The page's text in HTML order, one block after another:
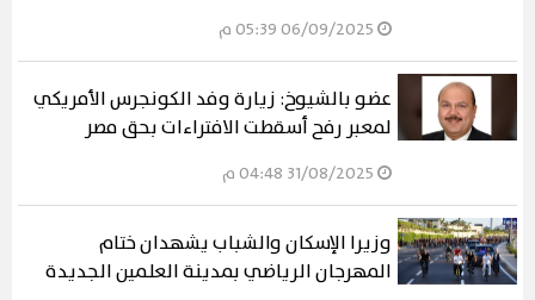
عضو بالشيوخ: زيارة وفد الكونجرس الأمريكي
لمعبر رفح أسقطت الافتراءات بحق مصر
وزيرا الإسكان والشباب يشهدان ختام
المهرجان الرياضي بمدينة العلمين الجديدة